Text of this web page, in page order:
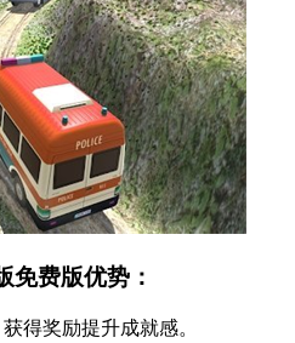
免费版优势：
得奖励提升成就感。